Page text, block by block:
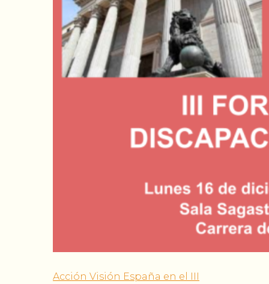
Acción Visión España en el III